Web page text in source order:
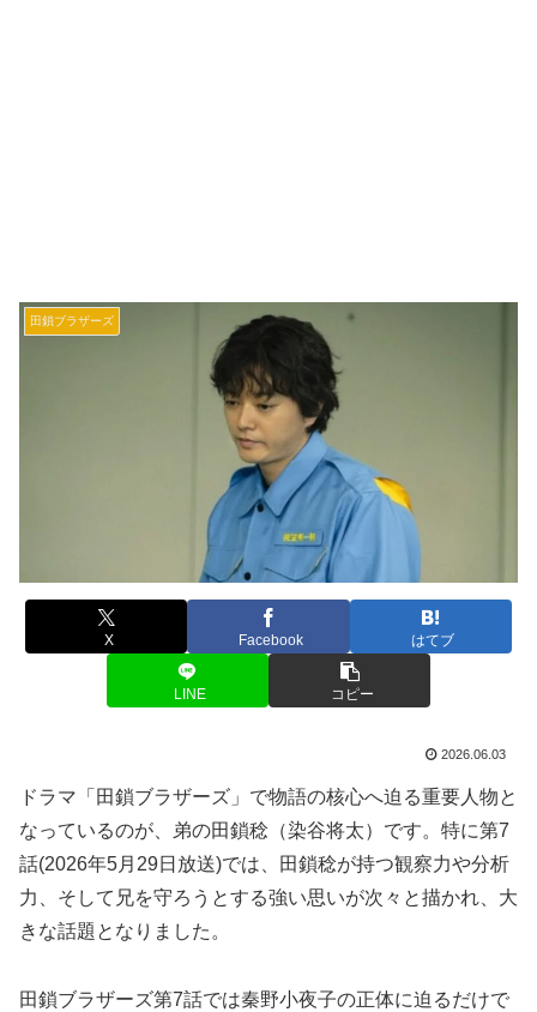
田鎖ブラザーズ
X Facebook はてブ
LINE コピー
2026.06.03
ドラマ「田鎖ブラザーズ」で物語の核心へ迫る重要人物と
なっているのが、弟の田鎖稔（染谷将太）です。特に第7
話(2026年5月29日放送)では、田鎖稔が持つ観察力や分析
力、そして兄を守ろうとする強い思いが次々と描かれ、大
きな話題となりました。
田鎖ブラザーズ第7話では秦野小夜子の正体に迫るだけで